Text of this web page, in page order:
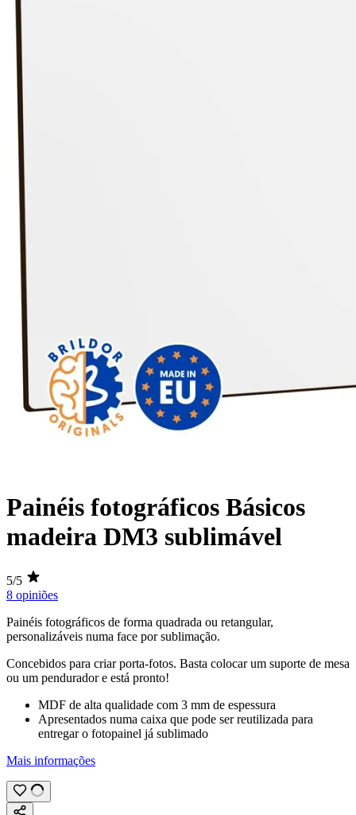
Painéis fotográficos Básicos
madeira DM3 sublimável
5/5
8 opiniões
Painéis fotográficos de forma quadrada ou retangular,
personalizáveis numa face porsublimação.
Concebidos para criar porta-fotos. Basta colocar um suporte de mesa
ou um pendurador e está pronto!
MDF de alta qualidade com 3 mm de espessura
Apresentados numa caixa que pode ser reutilizada para
entregar o fotopainel já sublimado
Mais informações